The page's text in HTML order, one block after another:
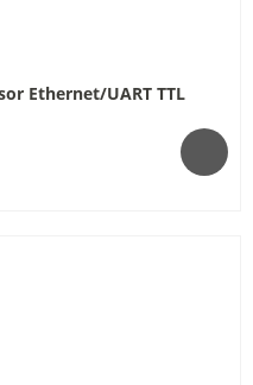
Ethernet/UART TTL